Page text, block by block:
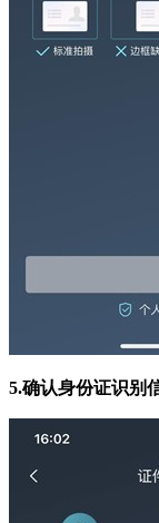
5.确认身份证识别